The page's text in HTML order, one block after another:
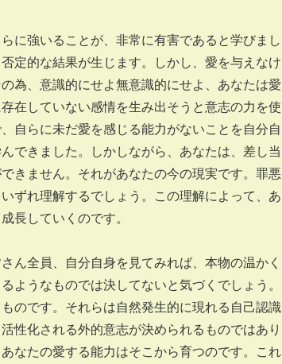
に強いることが、非常に有害であると学びまし
定的な結果が生じます。しかし、愛を与えなけ
為、意識的にせよ無意識的にせよ、あなたは愛
在していない感情を生み出そうと意志の力を使
自らに未だ愛を感じる能力がないことを自分自
できました。しかしながら、あなたは、差し当
きません。それがあなたの今の現実です。罪悪
ずれ理解するでしょう。この理解によって、あ
長していくのです。
ん全員、自分自身を見てみれば、本物の温かく
ようなものでは決してないと気づくでしょう。
のです。それらは自然発生的に現れる自己認識
性化される外的意志が決められるものではあり
なたの愛する能力はそこから育つのです。これ